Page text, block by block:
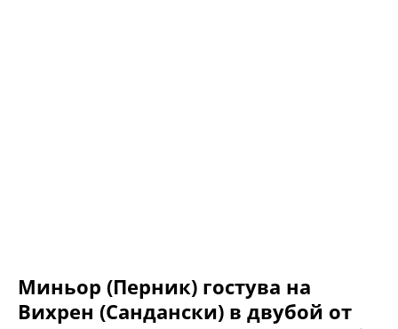
Миньор (Перник) гостува на
Вихрен (Сандански) в двубой от